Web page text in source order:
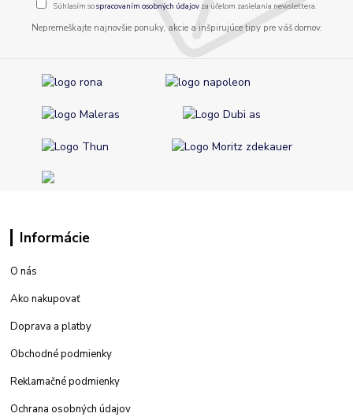
Súhlasím sospracovaním osobných údajov za účelom zasielania newslettera.
Nepremeškajte najnovšie ponuky, akcie a inšpirujúce tipy pre váš domov.
Informácie
O nás
Ako nakupovať
Doprava a platby
Obchodné podmienky
Reklamačné podmienky
Ochrana osobných údajov